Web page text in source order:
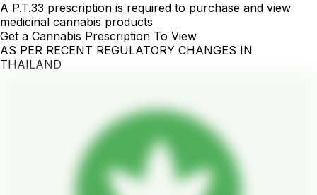
A P.T.33 prescription is required to purchase and view
medicinal cannabis products
Get a Cannabis Prescription To View
AS PER RECENT REGULATORY CHANGES IN
THAILAND